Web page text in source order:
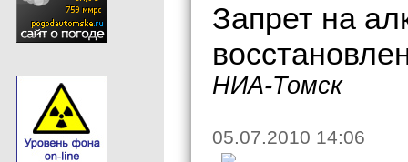
Запрет на
НИА-Томск
05.07.2010 14:06